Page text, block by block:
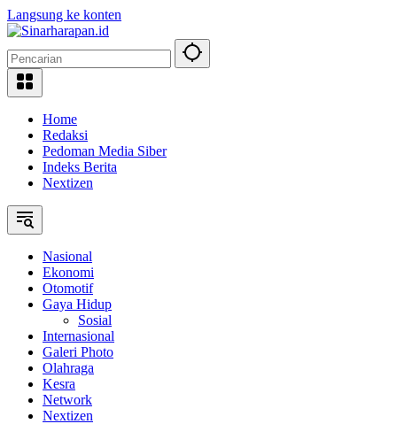
Langsung ke konten
Home
Redaksi
Pedoman Media Siber
Indeks Berita
Nextizen
Nasional
Ekonomi
Otomotif
Gaya Hidup
Sosial
Internasional
Galeri Photo
Olahraga
Kesra
Network
Nextizen